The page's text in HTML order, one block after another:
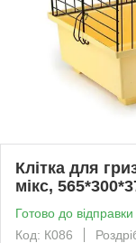
Клітка для
мікс,
Готово до відправки
Код: К086